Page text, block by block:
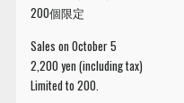
200個限定
Sales on October 5
2,200 yen (including tax)
Limited to 200.